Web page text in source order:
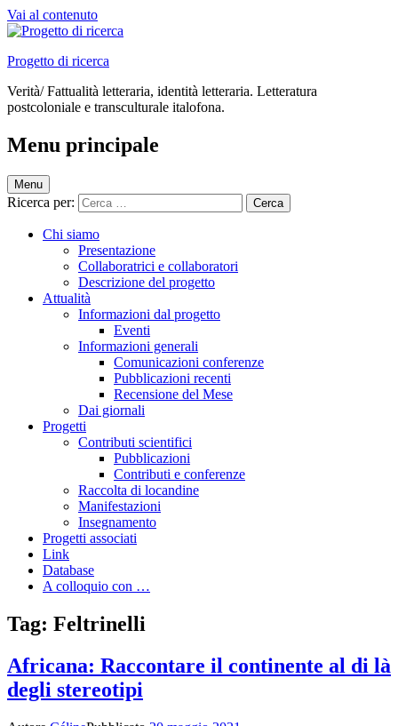
Vai al contenuto
Progetto di ricerca
Verità/ Fattualità letteraria, identità letteraria. Letteratura
postcoloniale e transculturale italofona.
Menu principale
Menu
Ricerca per:
Chi siamo
Presentazione
Collaboratrici e collaboratori
Descrizione del progetto
Attualità
Informazioni dal progetto
Eventi
Informazioni generali
Comunicazioni conferenze
Pubblicazioni recenti
Recensione del Mese
Dai giornali
Progetti
Contributi scientifici
Pubblicazioni
Contributi e conferenze
Raccolta di locandine
Manifestazioni
Insegnamento
Progetti associati
Link
Database
A colloquio con …
Tag: Feltrinelli
Africana: Raccontare il continente al di là
degli stereotipi